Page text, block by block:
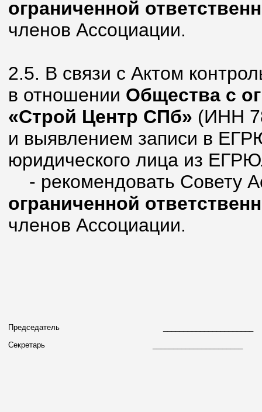
ограниченной
членов Ассоциации.
2.5. В связи с Актом
в отношении Общества с
«Строй Центр СПб» (ИНН
и выявлением записи в
юридического лица из
- рекомендовать Совету
ограниченной
членов Ассоциации.
Председатель
Секретарь